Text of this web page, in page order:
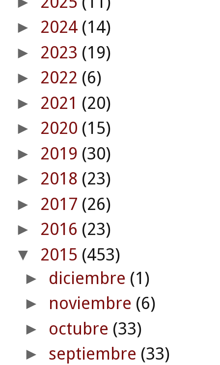
► 2024 (14)
► 2023 (19)
► 2022 (6)
► 2021 (20)
► 2020 (15)
► 2019 (30)
► 2018 (23)
► 2017 (26)
► 2016 (23)
▼ 2015 (453)
► diciembre (1)
► noviembre (6)
► octubre (33)
► septiembre (33)